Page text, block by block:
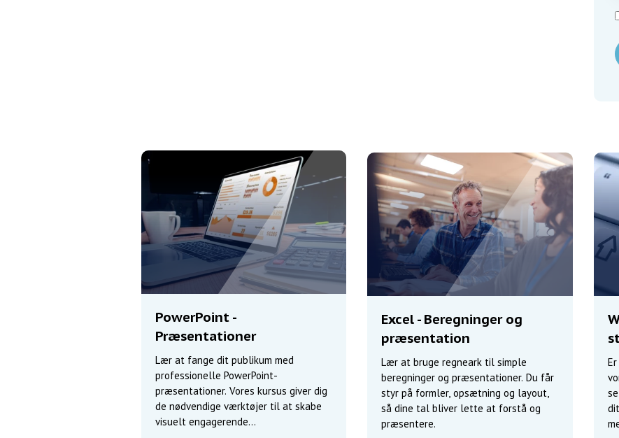
PowerPoint -
Præsentationer
Lær at fange dit publikum med
professionelle PowerPoint-
præsentationer. Vores kursus giver dig
de nødvendige værktøjer til at skabe
visuelt engagerende
Excel - Beregninger og
præsentation
Lær at bruge regneark til simple
beregninger og præsentationer. Du får
styr på formler, opsætning og layout,
så dine tal bliver lette at forstå og
præsentere.